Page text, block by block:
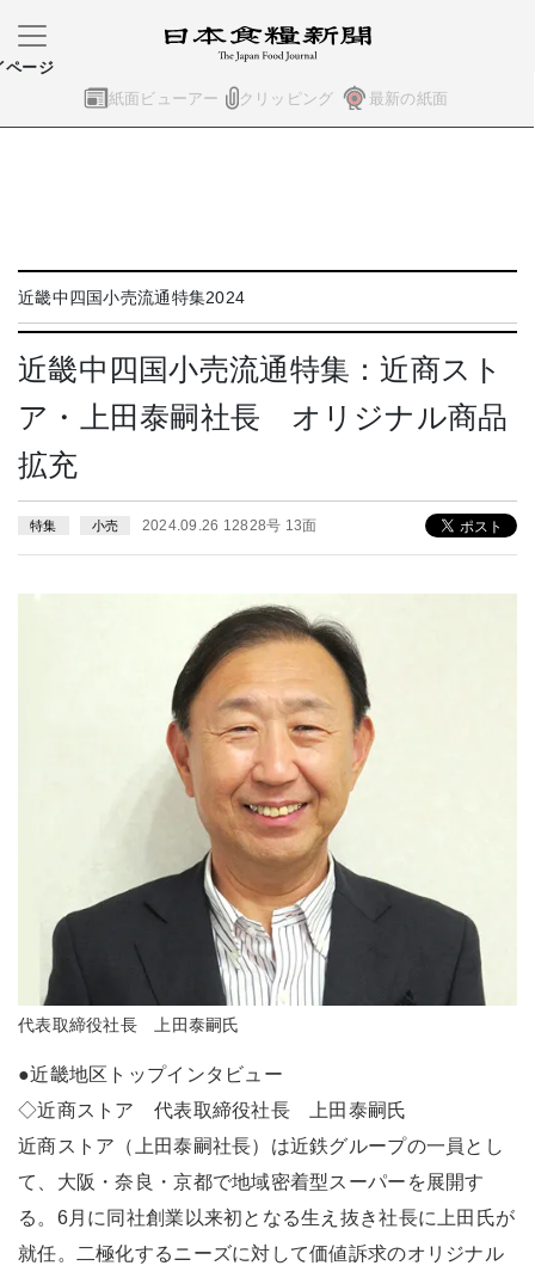
紙面ビューアー クリッピング 最新の紙面
ページ
近畿中四国小売流通特集2024
近畿中四国小売流通特集：近商スト
ア・上田泰嗣社長 オリジナル商品
拡充
特集 小売 2024.09.26 12828号 13面
代表取締役社長 上田泰嗣氏
●近畿地区トップインタビュー
◇近商ストア 代表取締役社長 上田泰嗣氏
近商ストア（上田泰嗣社長）は近鉄グループの一員とし
て、大阪・奈良・京都で地域密着型スーパーを展開す
る。6月に同社創業以来初となる生え抜き社長に上田氏が
就任。二極化するニーズに対して価値訴求のオリジナル